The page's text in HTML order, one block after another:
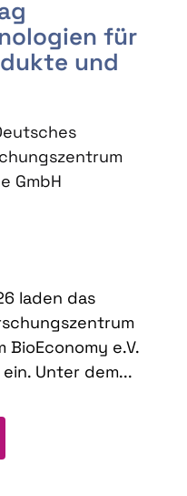
für
und
GmbH
laden das
BioEconomy e.V.
Unter dem...